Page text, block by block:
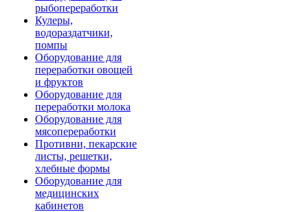
рыбопереработки
Кулеры,
водораздатчики,
помпы
Оборудование для
переработки овощей
и фруктов
Оборудование для
переработки молока
Оборудование для
мясопереработки
Противни, пекарские
листы, решетки,
хлебные формы
Оборудование для
медицинских
кабинетов